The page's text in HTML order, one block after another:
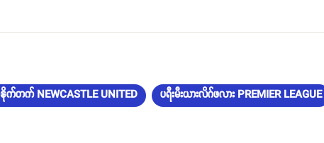
တက် NEWCASTLE UNITED ပရီးမီးယားလိဂ်ဖလား PREMIER LEAGUE